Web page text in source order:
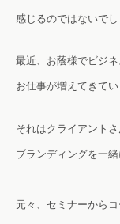
感じるのではないでし
最近、お蔭様でビジ
お仕事が増えてきてい
それはクライアント
ブランディングを一
元々、セミナーから